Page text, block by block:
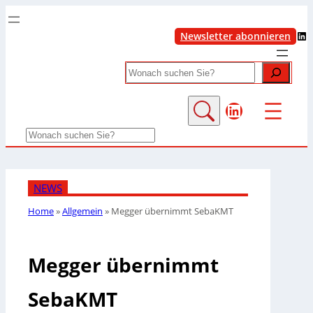
Newsletter abonnieren LinkedIn
Search
LinkedIn
Search
NEWS
Home»Allgemein » Megger übernimmt SebaKMT
Megger übernimmt
SebaKMT